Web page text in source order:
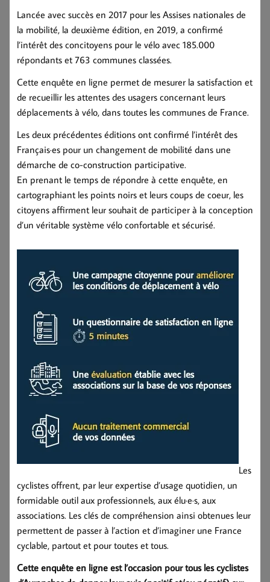
Lancée avec succès en 2017 pour les Assises nationales de
la mobilité, la deuxième édition, en 2019, a confirmé
l’intérêt des concitoyens pour le vélo avec 185.000
répondants et 763 communes classées.
Cette enquête en ligne permet de mesurer la satisfaction et
de recueillir les attentes des usagers concernant leurs
déplacements à vélo, dans toutes les communes de France.
Les deux précédentes éditions ont confirmé l’intérêt des
Français·es pour un changement de mobilité dans une
démarche de co-construction participative.
En prenant le temps de répondre à cette enquête, en
cartographiant les points noirs et leurs coups de coeur, les
citoyens affirment leur souhait de participer à la conception
d’un véritable système vélo confortable et sécurisé.
Les
cyclistes offrent, par leur expertise d’usage quotidien, un
formidable outil aux professionnels, aux élu·e·s, aux
associations. Les clés de compréhension ainsi obtenues leur
permettent de passer à l’action et d’imaginer une France
cyclable, partout et pour toutes et tous.
Cette enquête en ligne est l’occasion pour tous les cyclistes